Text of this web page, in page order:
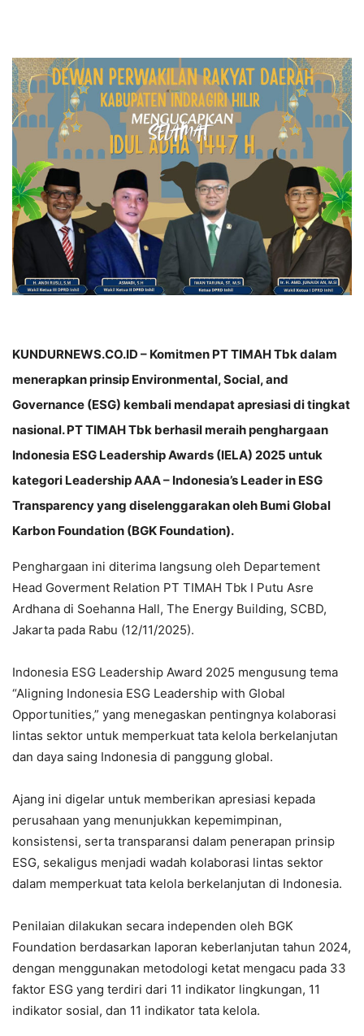
KUNDURNEWS.CO.ID – Komitmen PT TIMAH Tbk dalam
menerapkan prinsip Environmental, Social, and
Governance (ESG) kembali mendapat apresiasi di tingkat
nasional. PT TIMAH Tbk berhasil meraih penghargaan
Indonesia ESG Leadership Awards (IELA) 2025 untuk
kategori Leadership AAA – Indonesia’s Leader in ESG
Transparency yang diselenggarakan oleh Bumi Global
Karbon Foundation (BGK Foundation).
Penghargaan ini diterima langsung oleh Departement
Head Goverment Relation PT TIMAH Tbk I Putu Asre
Ardhana di Soehanna Hall, The Energy Building, SCBD,
Jakarta pada Rabu (12/11/2025).
Indonesia ESG Leadership Award 2025 mengusung tema
“Aligning Indonesia ESG Leadership with Global
Opportunities,” yang menegaskan pentingnya kolaborasi
lintas sektor untuk memperkuat tata kelola berkelanjutan
dan daya saing Indonesia di panggung global.
Ajang ini digelar untuk memberikan apresiasi kepada
perusahaan yang menunjukkan kepemimpinan,
konsistensi, serta transparansi dalam penerapan prinsip
ESG, sekaligus menjadi wadah kolaborasi lintas sektor
dalam memperkuat tata kelola berkelanjutan di Indonesia.
Penilaian dilakukan secara independen oleh BGK
Foundation berdasarkan laporan keberlanjutan tahun 2024,
dengan menggunakan metodologi ketat mengacu pada 33
faktor ESG yang terdiri dari 11 indikator lingkungan, 11
indikator sosial, dan 11 indikator tata kelola.